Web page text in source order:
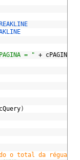
= " + cPAGINA
cQuery)
o total da régua